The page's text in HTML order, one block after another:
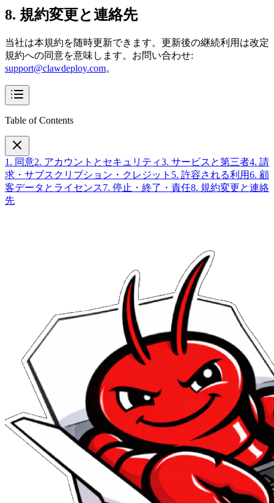
8. 規約変更と連絡先
当社は本規約を随時更新できます。更新後の継続利用は改定
規約への同意を意味します。お問い合わせ:
support@clawdeploy.com。
Table of Contents
1. 同意2. アカウントとセキュリティ3. サービスと第三者4. 請
求・サブスクリプション・クレジット 5. 許容される利用6. 顧
客データとライセンス7. 停止・終了・責任8. 規約変更と連絡
先